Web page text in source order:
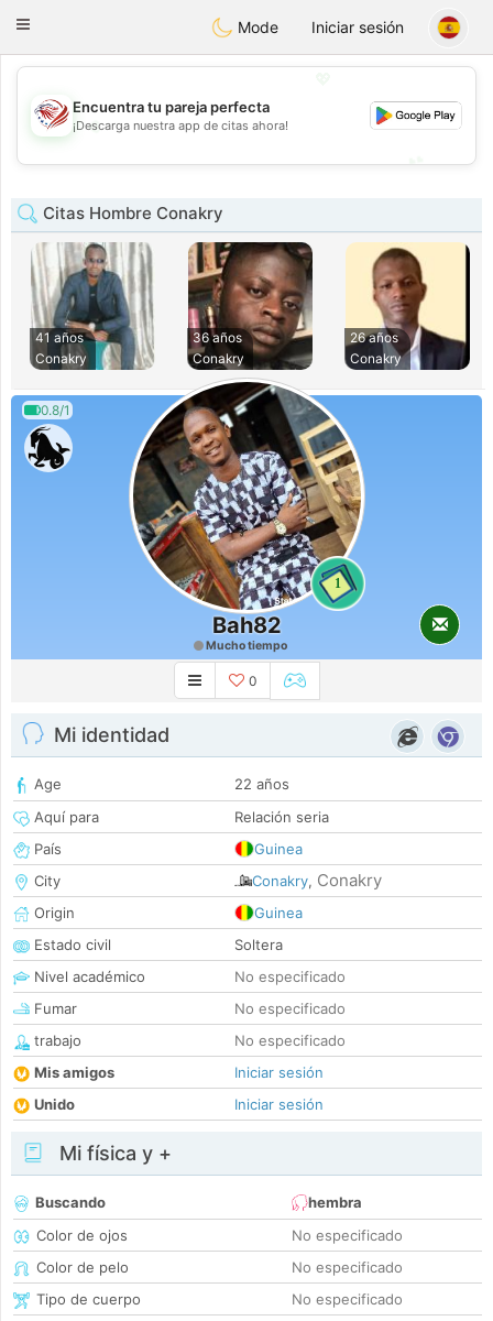
StatesDating
Toggle
Mode Iniciar sesión
💖
💕
Encuentra tu pareja perfecta
¡Descarga nuestra app de citas ahora!
Citas Hombre Conakry
41 años
Conakry
36 años
Conakry
26 años
Conakry
0.8/1
1
Bah82
Mucho tiempo
0
Mi identidad
Age
22 años
Aquí para
Relación seria
País
Guinea
City
Conakry, Conakry
Origin
Guinea
Estado civil
Soltera
Nivel académico
No especificado
Fumar
No especificado
trabajo
No especificado
Mis amigos
Iniciar sesión
Unido
Iniciar sesión
Mi física y +
Buscando
hembra
Color de ojos
No especificado
Color de pelo
No especificado
Tipo de cuerpo
No especificado